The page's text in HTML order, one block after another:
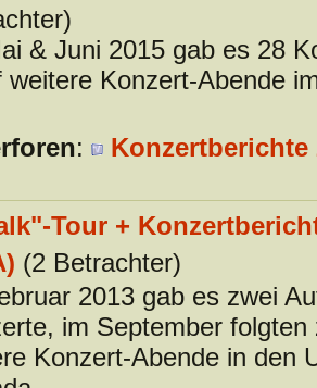
& Juni 2015 gab es 28
weitere Konzert-Abende
:
Konzertberichte
Tour +
(2 Betrachter)
2013 gab es zwei
im September folgten
Konzert-Abende in den